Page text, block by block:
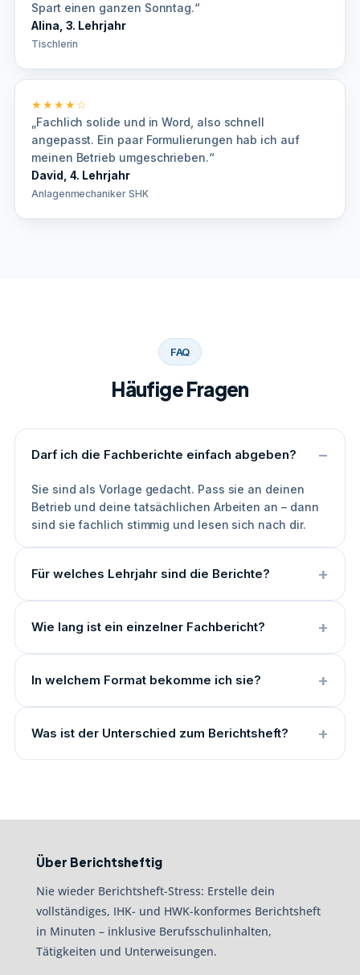
Spart einen ganzen Sonntag.“
Alina, 3. Lehrjahr
Tischlerin
★★★★☆
„Fachlich solide und in Word, also schnell
angepasst. Ein paar Formulierungen hab ich auf
meinen Betrieb umgeschrieben.“
David, 4. Lehrjahr
Anlagenmechaniker SHK
FAQ
Häufige Fragen
Darf ich die Fachberichte einfach abgeben?
Sie sind als Vorlage gedacht. Pass sie an deinen
Betrieb und deine tatsächlichen Arbeiten an – dann
sind sie fachlich stimmig und lesen sich nach dir.
Für welches Lehrjahr sind die Berichte?
Wie lang ist ein einzelner Fachbericht?
In welchem Format bekomme ich sie?
Was ist der Unterschied zum Berichtsheft?
Über Berichtsheftig
Nie wieder Berichtsheft-Stress: Erstelle dein
vollständiges, IHK- und HWK-konformes Berichtsheft
in Minuten – inklusive Berufsschulinhalten,
Tätigkeiten und Unterweisungen.